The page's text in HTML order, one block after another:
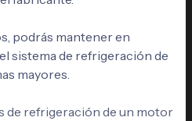
podrás mantener en
sistema de refrigeración de
mayores.
de refrigeración de un motor